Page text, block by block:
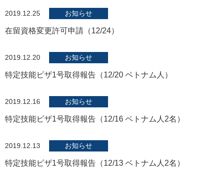
2019.12.25 お知らせ
在留資格変更許可申請（12/24）
2019.12.20 お知らせ
特定技能ビザ1号取得報告（12/20 ベトナム人）
2019.12.16 お知らせ
特定技能ビザ1号取得報告（12/16 ベトナム人2名）
2019.12.13 お知らせ
特定技能ビザ1号取得報告（12/13 ベトナム人2名）